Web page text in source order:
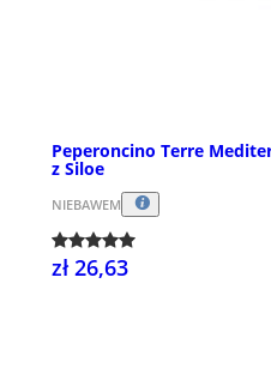
Peperoncino Terre
z Siloe
NIEBAWEM
zł 26,63